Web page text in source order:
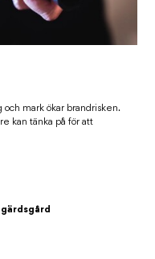
och mark ökar brandrisken.
kan tänka på för att